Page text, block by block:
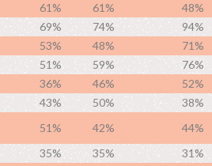
61% 61%
48%
69% 74%
94%
53% 48%
71%
51% 59%
76%
36% 46%
52%
43% 50%
38%
51% 42%
44%
35% 35%
31%